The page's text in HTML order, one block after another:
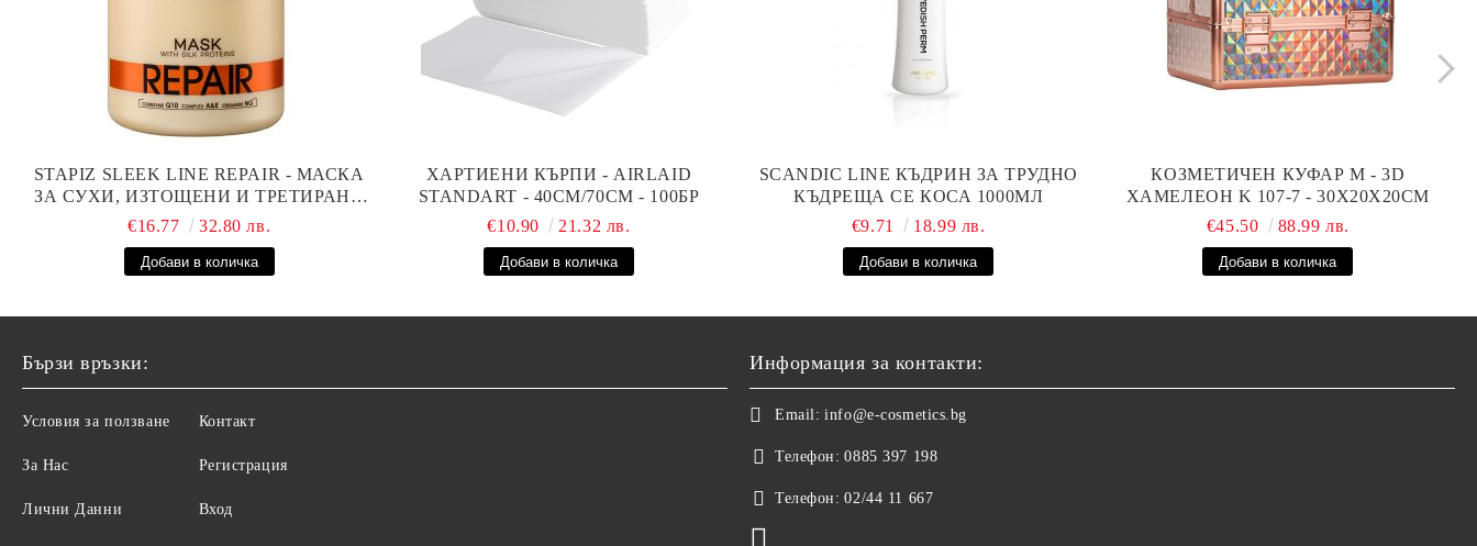
STAPIZ SLEEK LINE REPAIR - МАСКА
ЗА СУХИ, ИЗТОЩЕНИ И ТРЕТИРАНИ
КОСИ С КОПРИНЕНИ ПРОТЕИНИ,
€16.77 32.80 лв.
ХАРТИЕНИ КЪРПИ - AIRLAID
STANDART - 40СМ/70СМ - 100БР
€10.90
21.32 лв.
SCANDIC LINE КЪДРИН ЗА ТРУДНО
КЪДРЕЩА СЕ КОСА 1000МЛ
€9.71
18.99 лв.
КОЗМЕТИЧЕН КУФАР М - 3D
ХАМЕЛЕОН K 107-7 - 30X20X20СМ
€45.50
88.99 лв.
Бързи връзки:
Условия за ползване
За Нас
Лични Данни
Контакт
Регистрация
Вход
Информация за контакти:
Email: info@e-cosmetics.bg
Телефон: 0885 397 198
Телефон: 02/44 11 667